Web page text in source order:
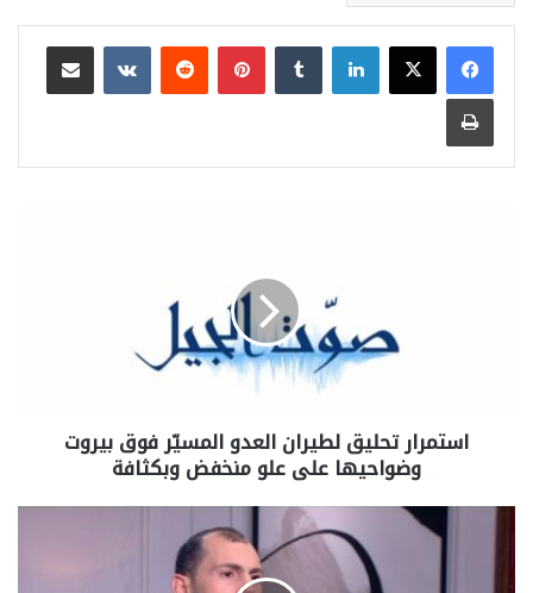
لينكدإن بينتيريست مشاركة عبر البريد
طباعة
استمرار تحليق لطيران العدو المسيّر فوق ‎بيروت
وضواحيها على علو منخفض وبكثافة